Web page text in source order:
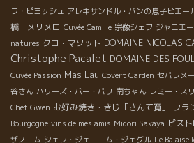
ラ・ピヨッシュ アレキサンドル・バンの息子ピエー
橋 メリメロ Cuvée Camille 宗像シェフ ジャニエ
natures クロ・マソット DOMAINE NICOLAS
Christophe Pacalet DOMAINE DES
Cuvée Passion Mas Lau Covert Garden セパラメ
谷さん ハリーズ・バー・パリ 南ちゃん レミー・ス
Chef Gwen お好み焼き・きじ「さんて寛」 フラ
Bourgogne vins de mes amis Midori Sakaya ビスト
ザノニム シェフ・ジェローム・ジェグル Le